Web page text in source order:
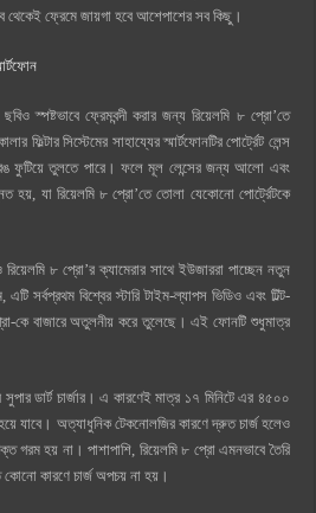
থেকেই ফ্রেমে জায়গা হবে আশেপাশের সব কিছু।
স্পষ্টভাবে ফ্রেমবন্দী করার জন্য রিয়েলমি ৮ প্রো’তে
ফিল্টার সিস্টেমের সাহায্যের স্মার্টফোনটির পোর্ট্রেট লেন্স
ফুটিয়ে তুলতে পারে। ফলে মূল লেন্সের জন্য আলো এবং
হয়, যা রিয়েলমি ৮ প্রো’তে তোলা যেকোনো পোর্ট্রেটকে
৮ প্রো’র ক্যামেরার সাথে ইউজাররা পাচ্ছেন নতুন
সর্বপ্রথম বিশ্বের স্টারি টাইম-ল্যাপস ভিডিও এবং টিল্ট-
কে বাজারে অতুলনীয় করে তুলেছে। এই ফোনটি শুধুমাত্র
ডার্ট চার্জার। এ কারণেই মাত্র ১৭ মিনিটে এর ৪৫০০
হয়ে যাবে। অত্যাধুনিক টেকনোলজির কারণে দ্রুত চার্জ হলেও
গরম হয় না। পাশাপাশি, রিয়েলমি ৮ প্রো এমনভাবে তৈরি
কারণে চার্জ অপচয় না হয়।